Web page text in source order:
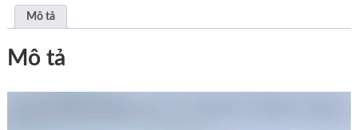
Mô tả
Mô tả